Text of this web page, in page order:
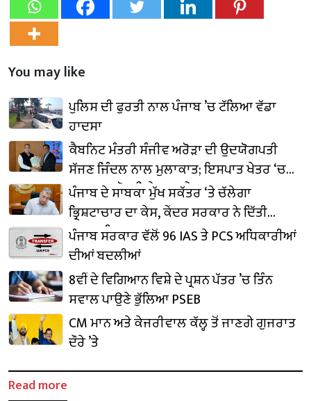
You may like
ਪੁਲਿਸ ਦੀ ਫੁਰਤੀ ਨਾਲ ਪੰਜਾਬ ’ਚ ਟੱਲਿਆ ਵੱਡਾ
ਹਾਦਸਾ
ਕੈਬਨਿਟ ਮੰਤਰੀ ਸੰਜੀਵ ਅਰੋੜਾ ਦੀ ਉਦਯੋਗਪਤੀ
ਸੱਜਣ ਜਿੰਦਲ ਨਾਲ ਮੁਲਾਕਾਤ; ਇਸਪਾਤ ਖੇਤਰ ‘ਚ
₹1,500 ਕਰੋੜ ਨਿਵੇਸ਼ ਦਾ ਐਲਾਨ
ਪੰਜਾਬ ਦੇ ਸਾਬਕਾ ਮੁੱਖ ਸਕੱਤਰ ‘ਤੇ ਚੱਲੇਗਾ
ਭ੍ਰਿਸ਼ਟਾਚਾਰ ਦਾ ਕੇਸ, ਕੇਂਦਰ ਸਰਕਾਰ ਨੇ ਦਿੱਤੀ
ਪ੍ਰਵਾਨਗੀ
ਪੰਜਾਬ ਸਰਕਾਰ ਵੱਲੋਂ 96 IAS ਤੇ PCS ਅਧਿਕਾਰੀਆਂ
ਦੀਆਂ ਬਦਲੀਆਂ
8ਵੀਂ ਦੇ ਵਿਗਿਆਨ ਵਿਸ਼ੇ ਦੇ ਪ੍ਰਸ਼ਨ ਪੱਤਰ ’ਚ ਤਿੰਨ
ਸਵਾਲ ਪਾਉਣੇ ਭੁੱਲਿਆ PSEB
CM ਮਾਨ ਅਤੇ ਕੇਜਰੀਵਾਲ ਕੱਲ੍ਹ ਤੋਂ ਜਾਣਗੇ ਗੁਜਰਾਤ
ਦੌਰੇ ’ਤੇ
Read more